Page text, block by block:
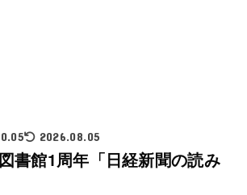
2026.08.05
書館1周年「日経新聞の読み